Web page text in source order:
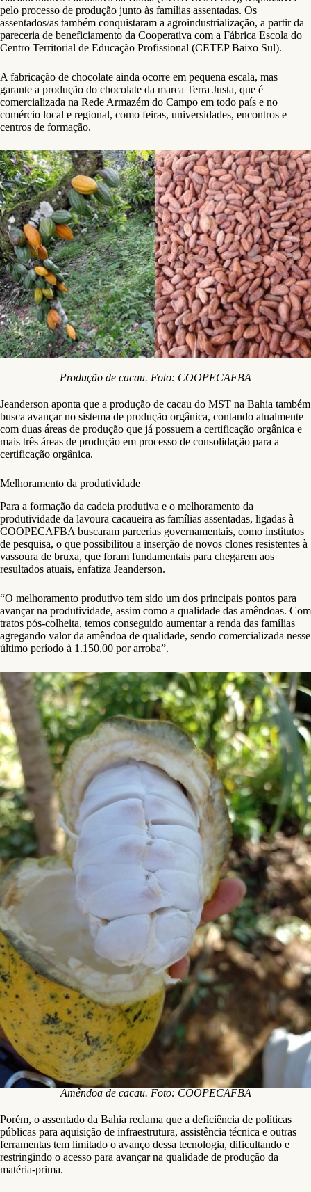
pelo processo de produção junto às famílias assentadas. Os
assentados/as também conquistaram a agroindustrialização, a partir da
pareceria de beneficiamento da Cooperativa com a Fábrica Escola do
Centro Territorial de Educação Profissional (CETEP Baixo Sul).
A fabricação de chocolate ainda ocorre em pequena escala, mas
garante a produção do chocolate da marca Terra Justa, que é
comercializada na Rede Armazém do Campo em todo país e no
comércio local e regional, como feiras, universidades, encontros e
centros de formação.
Produção de cacau. Foto: COOPECAFBA
Jeanderson aponta que a produção de cacau do MST na Bahia também
busca avançar no sistema de produção orgânica, contando atualmente
com duas áreas de produção que já possuem a certificação orgânica e
mais três áreas de produção em processo de consolidação para a
certificação orgânica.
Melhoramento da produtividade
Para a formação da cadeia produtiva e o melhoramento da
produtividade da lavoura cacaueira as famílias assentadas, ligadas à
COOPECAFBA buscaram parcerias governamentais, como institutos
de pesquisa, o que possibilitou a inserção de novos clones resistentes à
vassoura de bruxa, que foram fundamentais para chegarem aos
resultados atuais, enfatiza Jeanderson.
“O melhoramento produtivo tem sido um dos principais pontos para
avançar na produtividade, assim como a qualidade das amêndoas. Com
tratos pós-colheita, temos conseguido aumentar a renda das famílias
agregando valor da amêndoa de qualidade, sendo comercializada nesse
último período à 1.150,00 por arroba”.
Amêndoa de cacau. Foto: COOPECAFBA
Porém, o assentado da Bahia reclama que a deficiência de políticas
públicas para aquisição de infraestrutura, assistência técnica e outras
ferramentas tem limitado o avanço dessa tecnologia, dificultando e
restringindo o acesso para avançar na qualidade de produção da
matéria-prima.